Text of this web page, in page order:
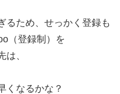
るため、せっかく登録も
（登録制）を
は、
くなるかな？